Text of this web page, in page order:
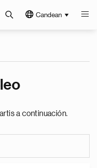
Candean
a continuación.